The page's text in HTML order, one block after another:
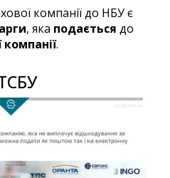
компанії до НБУ є
, яка подається до
.